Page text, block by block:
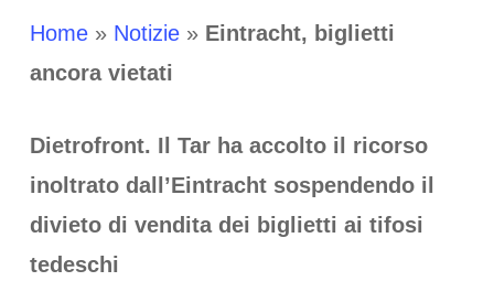
Home» Notizie» Eintracht, biglietti
ancora vietati
Dietrofront. Il Tar ha accolto il ricorso
inoltrato dall’Eintracht sospendendo il
divieto di vendita dei biglietti ai tifosi
tedeschi